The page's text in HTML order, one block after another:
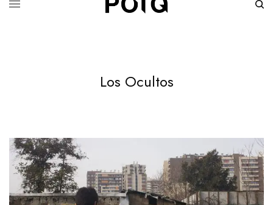
Los Ocultos